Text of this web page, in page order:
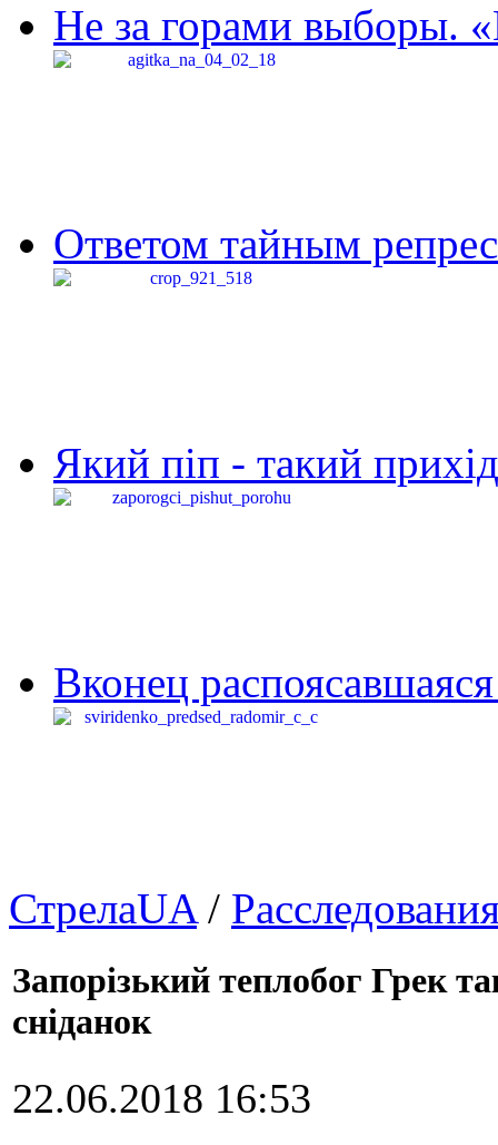
Не за горами выборы.
Ответом тайным
Який піп - такий
Вконец
СтрелаUA/
Запорізький теплобог Грек
сніданок
22.06.2018 16:53